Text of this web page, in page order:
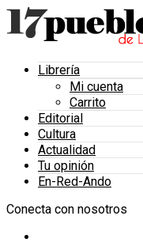
Librería
Mi cuenta
Carrito
Editorial
Cultura
Actualidad
Tu opinión
En-Red-Ando
Conecta con nosotros